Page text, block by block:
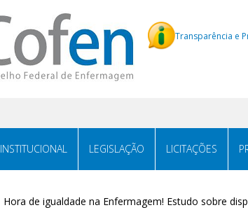
Transparência e
INSTITUCIONAL LEGISLAÇÃO LICITAÇÕES
Hora de igualdade na Enfermagem! Estudo sobre